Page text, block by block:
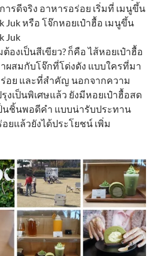
รดีจริง อาหารอร่อย เริ่มที่ เมนูขึ้น
Juk หรือ โจ๊กหอยเป๋าฮื้อ เมนูขึ้น
Juk
องเป็นสีเขียว? ก็คือ ไส้หอยเป๋าฮื้อ
ผสมกับโจ๊กที่โด่งดัง แบบใครที่มา
อย และที่สำคัญ นอกจากความ
งเป็นพิเศษแล้ว ยังมีหอยเป๋าฮื้อสด
ป็นชิ้นพอดีคำ แบบน่ารับประทาน
ยแล้วยังได้ประโยชน์ เพิ่ม